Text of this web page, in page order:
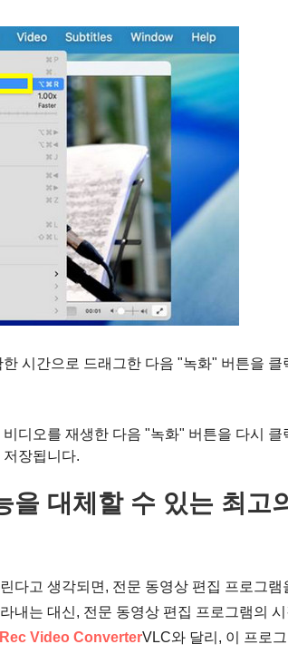
시간으로 드래그한 다음 "녹화" 버튼을 클
디오를 재생한 다음 "녹화" 버튼을 다시 클
장됩니다.
대체할 수 있는 최고
다고 생각되면, 전문 동영상 편집 프로그램
내는 대신, 전문 동영상 편집 프로그램의
Video ConverterVLC와 달리, 이 프로